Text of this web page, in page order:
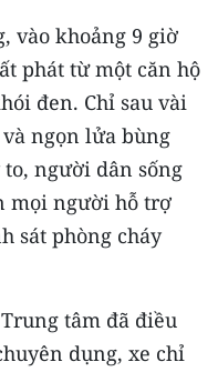
vào khoảng 9 giờ
phát từ một căn hộ
đen. Chỉ sau vài
ngọn lửa bùng
người dân sống
mọi người hỗ trợ
sát phòng cháy
tâm đã điều
dụng, xe chỉ